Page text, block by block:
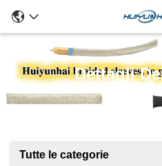
Dettagli
Tutte le categorie